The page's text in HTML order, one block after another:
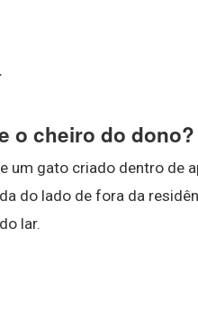
o cheiro do dono?
um gato criado dentro de
do lado de fora da
lar.